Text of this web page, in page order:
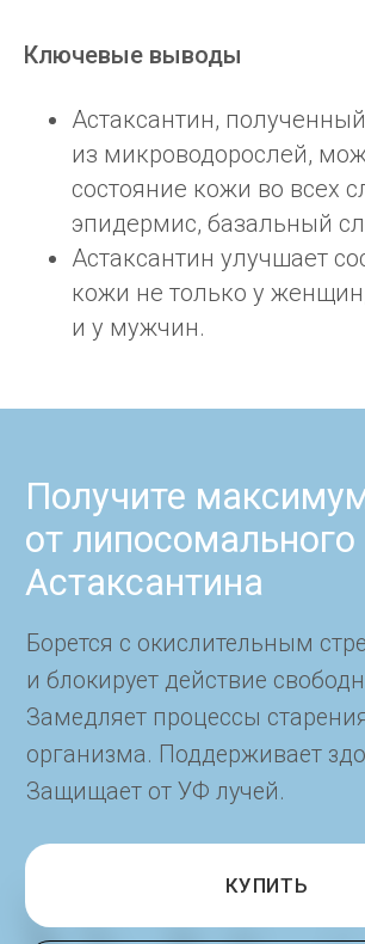
Ключевые выводы
Астаксантин, полученный
из микроводорослей,
состояние кожи во всех
эпидермис, базальный
Астаксантин улучшает
кожи не только у
и у мужчин.
ПОДРОБНЕЕ
Читайте также